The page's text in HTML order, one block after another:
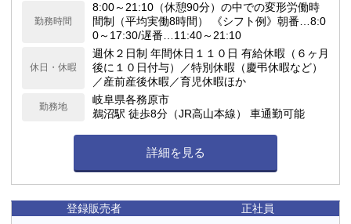
勤務時間
8:00～21:10（休憩90分）の中での変形労働時
間制（平均実働8時間） 《シフト例》朝番…8:0
0～17:30/遅番…11:40～21:10
休日・休暇
週休２日制 年間休日１１０日 有給休暇（６ヶ月
後に１０日付与）／特別休暇（慶弔休暇など）
／産前産後休暇／育児休暇ほか
勤務地
岐阜県各務原市
鵜沼駅 徒歩8分（JR高山本線） 車通勤可能
詳細を見る
登録販売者 正社員